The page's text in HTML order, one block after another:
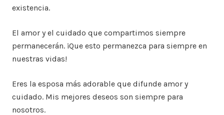
existencia.
El amor y el cuidado que compartimos siempre
permanecerán. ¡Que esto permanezca para siempre en
nuestras vidas!
Eres la esposa más adorable que difunde amor y
cuidado. Mis mejores deseos son siempre para
nosotros.